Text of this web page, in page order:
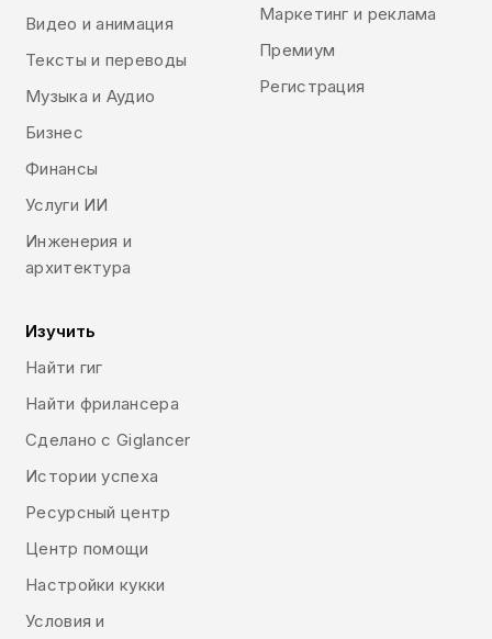
Видео и анимация
Тексты и переводы
Музыка и Аудио
Бизнес
Финансы
Услуги ИИ
Инженерия и
архитектура
Маркетинг и реклама
Премиум
Регистрация
Изучить
Найти гиг
Найти фрилансера
Сделано с Giglancer
Истории успеха
Ресурсный центр
Центр помощи
Настройки кукки
Условия и